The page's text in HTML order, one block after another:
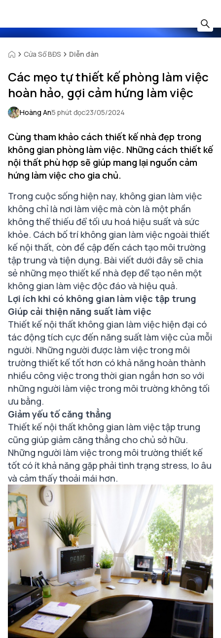
Cửa Sổ BĐS Diễn đàn
Các mẹo tự thiết kế phòng làm việc
hoàn hảo, gợi cảm hứng làm việc
Hoàng An5 phút đọc23/05/2024
Cùng tham khảo cách thiết kế nhà đẹp trong
không gian phòng làm việc. Những cách thiết kế
nội thất phù hợp sẽ giúp mang lại nguồn cảm
hứng làm việc cho gia chủ.
Trong cuộc sống hiện nay, không gian làm việc
không chỉ là nơi làm việc mà còn là một phần
không thể thiếu để tối ưu hoá hiệu suất và sức
khỏe. Cách bố trí không gian làm việc ngoài thiết
kế nội thất, còn đề cập đến cách tạo môi trường
tập trung và tiện dụng. Bài viết dưới đây sẽ chia
sẻ những mẹo thiết kế nhà đẹp để tạo nên một
không gian làm việc độc đáo và hiệu quả.
Lợi ích khi có không gian làm việc tập trung
Giúp cải thiện năng suất làm việc
Thiết kế nội thất không gian làm việc hiện đại có
tác động tích cực đến năng suất làm việc của mỗi
người. Những người được làm việc trong môi
trường thiết kế tốt hơn có khả năng hoàn thành
nhiều công việc trong thời gian ngắn hơn so với
những người làm việc trong môi trường không tối
ưu bằng.
Giảm yếu tố căng thẳng
Thiết kế nội thất không gian làm việc tập trung
cũng giúp giảm căng thẳng cho chủ sở hữu.
Những người làm việc trong môi trường thiết kế
tốt có ít khả năng gặp phải tình trạng stress, lo âu
và cảm thấy thoải mái hơn.